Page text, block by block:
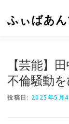
ふぃばあ
【芸能】
不倫騒動
投稿日: 2025年5月4